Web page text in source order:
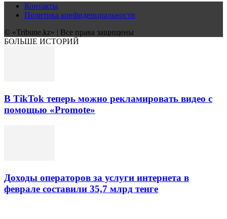
Контакты
Политика конфиденциальности
© «Tribune.kz» | Все права защищены
БОЛЬШЕ ИСТОРИЙ
В TikTok теперь можно рекламировать видео с
помощью «Promote»
Доходы операторов за услуги интернета в
феврале составили 35,7 млрд тенге